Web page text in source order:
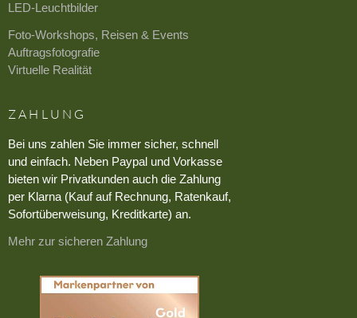
LED-Leuchtbilder
Foto-Workshops, Reisen & Events
Auftragsfotografie
Virtuelle Realität
ZAHLUNG
Bei uns zahlen Sie immer sicher, schnell
und einfach. Neben Paypal und Vorkasse
bieten wir Privatkunden auch die Zahlung
per Klarna (Kauf auf Rechnung, Ratenkauf,
Sofortüberweisung, Kreditkarte) an.
Mehr zur sicheren Zahlung